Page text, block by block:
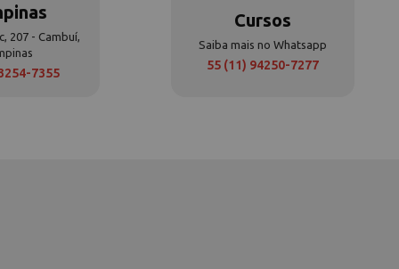
207 - Cambuí,
7355
Cursos
Saiba mais no Whatsapp
55 (11) 94250-7277